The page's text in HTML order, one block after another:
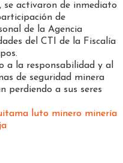
se activaron de inmediato
de
de la Agencia
del CTI de la Fiscalía
a la responsabilidad y al
de seguridad minera
perdiendo a sus seres
luto minero minería